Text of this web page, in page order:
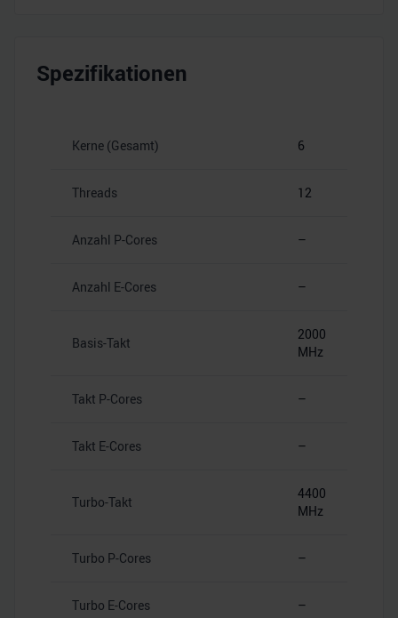
Spezifikationen
Kerne (Gesamt) 6
Threads 12
Anzahl P-Cores –
Anzahl E-Cores –
Basis-Takt
2000
MHz
Takt P-Cores –
Takt E-Cores –
Turbo-Takt
4400
MHz
Turbo P-Cores –
Turbo E-Cores –